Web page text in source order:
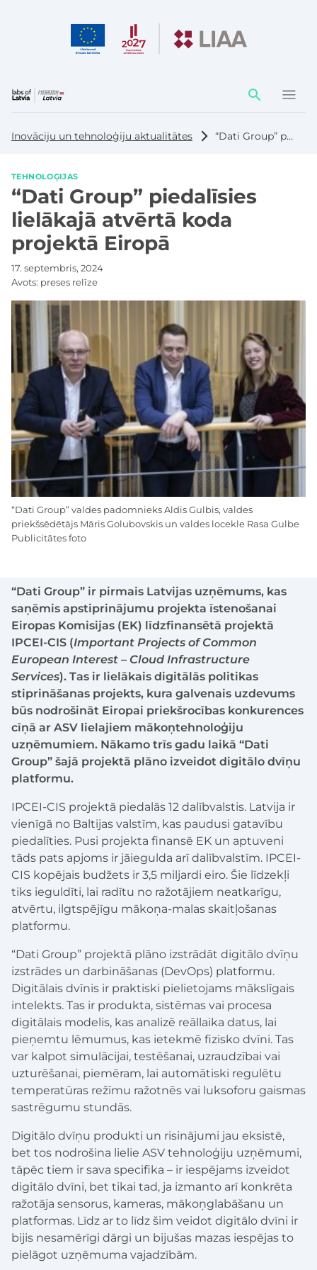
Darbības
elementi
Inovāciju un tehnoloģiju aktualitātes “Dati Group” piedalīsies lielākajā atvērtā koda projektā Eiropā
TEHNOLOĢIJAS
“Dati Group” piedalīsies
lielākajā atvērtā koda
projektā Eiropā
17. septembris, 2024
Avots: preses relīze
“Dati Group” ir pirmais Latvijas uzņēmums, kas
saņēmis apstiprinājumu projekta īstenošanai
Eiropas Komisijas (EK) līdzfinansētā projektā
IPCEI-CIS (Important Projects of Common
European Interest – Cloud Infrastructure
Services). Tas ir lielākais digitālās politikas
stiprināšanas projekts, kura galvenais uzdevums
būs nodrošināt Eiropai priekšrocības konkurences
cīņā ar ASV lielajiem mākoņtehnoloģiju
uzņēmumiem. Nākamo trīs gadu laikā “Dati
Group” šajā projektā plāno izveidot digitālo dvīņu
platformu.
IPCEI-CIS projektā piedalās 12 dalībvalstis. Latvija ir
vienīgā no Baltijas valstīm, kas paudusi gatavību
piedalīties. Pusi projekta finansē EK un aptuveni
tāds pats apjoms ir jāiegulda arī dalībvalstīm. IPCEI-
CIS kopējais budžets ir 3,5 miljardi eiro. Šie līdzekļi
tiks ieguldīti, lai radītu no ražotājiem neatkarīgu,
atvērtu, ilgtspējīgu mākoņa-malas skaitļošanas
platformu.
“Dati Group” projektā plāno izstrādāt digitālo dvīņu
izstrādes un darbināšanas (DevOps) platformu.
Digitālais dvīnis ir praktiski pielietojams mākslīgais
intelekts. Tas ir produkta, sistēmas vai procesa
digitālais modelis, kas analizē reāllaika datus, lai
pieņemtu lēmumus, kas ietekmē fizisko dvīni. Tas
var kalpot simulācijai, testēšanai, uzraudzībai vai
uzturēšanai, piemēram, lai automātiski regulētu
temperatūras režīmu ražotnēs vai luksoforu gaismas
sastrēgumu stundās.
Digitālo dvīņu produkti un risinājumi jau eksistē,
bet tos nodrošina lielie ASV tehnoloģiju uzņēmumi,
tāpēc tiem ir sava specifika – ir iespējams izveidot
digitālo dvīni, bet tikai tad, ja izmanto arī konkrēta
ražotāja sensorus, kameras, mākoņglabāšanu un
platformas. Līdz ar to līdz šim veidot digitālo dvīni ir
bijis nesamērīgi dārgi un bijušas mazas iespējas to
pielāgot uzņēmuma vajadzībām.
“Dati Group” valdes padomnieks Aldis Gulbis, valdes
priekšsēdētājs Māris Golubovskis un valdes locekle Rasa Gulbe
Publicitātes foto